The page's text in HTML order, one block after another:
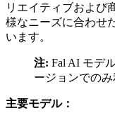
リエイティブおよび
様なニーズに合わせ
います。
注: Fal AI モデ
ージョンでのみ
主要モデル：